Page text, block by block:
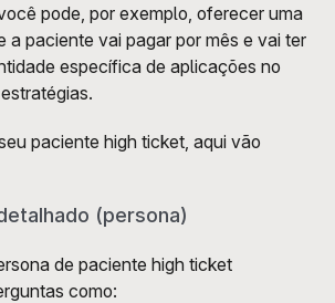
pode, por exemplo, oferecer uma
a paciente vai pagar por mês e vai ter
específica de aplicações no
paciente high ticket, aqui vão
(persona)
de paciente high ticket
como: